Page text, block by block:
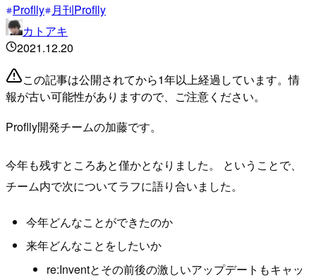
Proflly 月刊Proflly
カトアキ
2021.12.20
この記事は公開されてから1年以上経過しています。情
報が古い可能性がありますので、ご注意ください。
Proflly開発チームの加藤です。
今年も残すところあと僅かとなりました。 ということで、
チーム内で次についてラフに語り合いました。
今年どんなことができたのか
来年どんなことをしたいか
re:Inventとその前後の激しいアップデートもキャッ